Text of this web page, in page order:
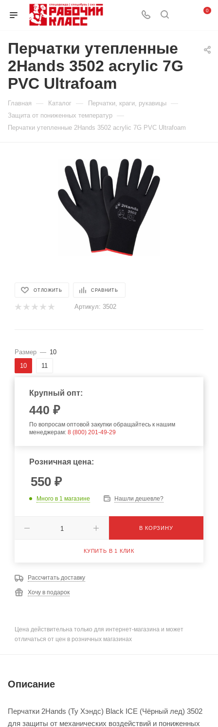
0
Перчатки утепленные
2Hands 3502 acrylic 7G
PVC Ultrafoam
Главная — Каталог — Перчатки, краги, рукавицы —
Защита от пониженных температур —
Перчатки утепленные 2Hands 3502 acrylic 7G PVC Ultrafoam
ОТЛОЖИТЬ СРАВНИТЬ
Артикул: 3502
Размер — 10
10
11
Крупный опт:
440 ₽
По вопросам оптовой закупки обращайтесь к нашим
менеджерам: 8 (800) 201-49-29
Розничная цена:
550 ₽
Много в 1 магазине Нашли дешевле?
В КОРЗИНУ
КУПИТЬ В 1 КЛИК
Рассчитать доставку
Хочу в подарок
Цена действительна только для интернет-магазина и может
отличаться от цен в розничных магазинах
Описание
Перчатки 2Hands (Ту Хэндс) Black ICE (Чёрный лед) 3502
для защиты от механических воздействий и пониженных